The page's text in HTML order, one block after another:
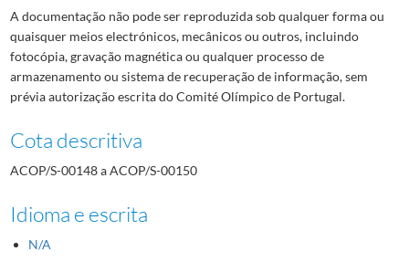
A documentação não pode ser reproduzida sob qualquer forma ou
quaisquer meios electrónicos, mecânicos ou outros, incluindo
fotocópia, gravação magnética ou qualquer processo de
armazenamento ou sistema de recuperação de informação, sem
prévia autorização escrita do Comité Olímpico de Portugal.
Cota descritiva
ACOP/S-00148 a ACOP/S-00150
Idioma e escrita
N/A